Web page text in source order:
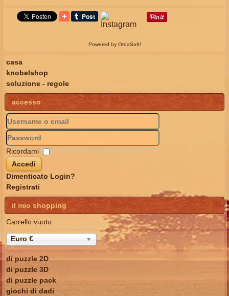
Powered by OrdaSoft!
casa
knobelshop
soluzione - regole
accesso
Ricordami
Accedi
Dimenticato Login?
Registrati
il mio shopping
Carrello vuoto
Euro €
di puzzle 2D
di puzzle 3D
di puzzle pack
giochi di dadi